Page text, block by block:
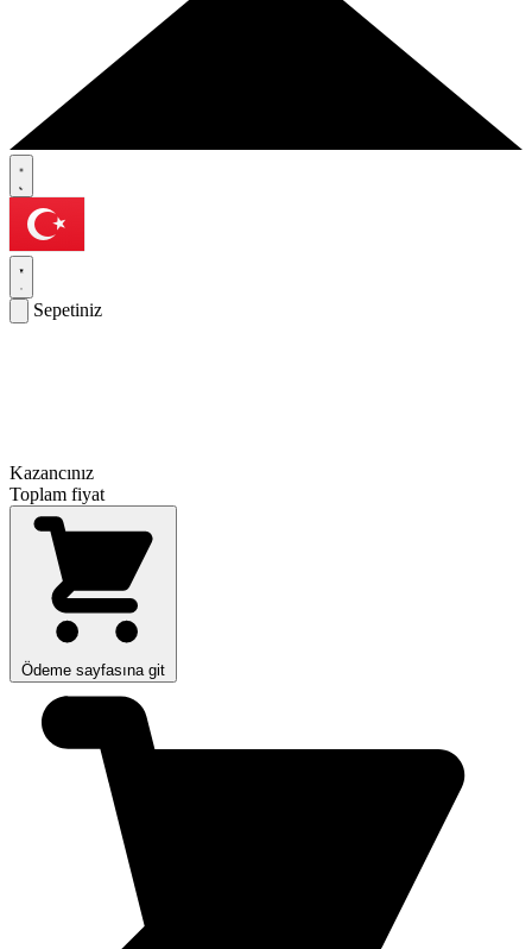
Sepetiniz
Kazancınız
Toplam fiyat
Ödeme sayfasına git